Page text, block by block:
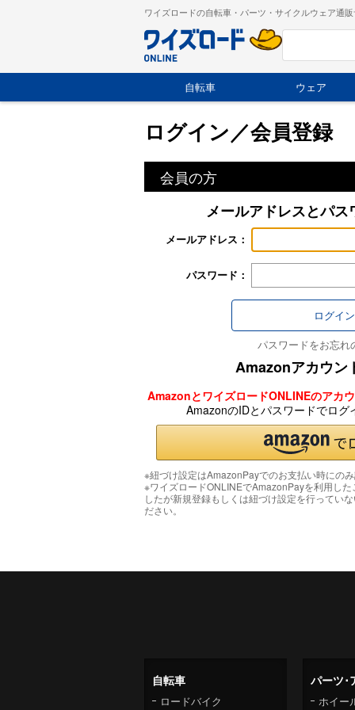
ワイズロードの自転車・パーツ・サイクルウェア通
自転車 ウェア
ログイン／会員登録
会員の方
メールアドレスとパ
メールアドレス：
パスワード：
パスワードをお忘れ
Amazonアカウン
AmazonとワイズロードONLINEのアカ
AmazonのIDとパスワードでログ
※紐づけ設定はAmazonPayでのお支払い時にの
※ワイズロードONLINEでAmazonPayを利用し
したが新規登録もしくは紐づけ設定を行ってい
ださい。
自転車
ロードバイク
パーツ･
ホイー